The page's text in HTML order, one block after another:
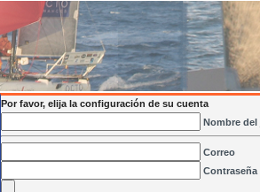
Por favor, elija la configuración de su cuenta
Nombre
Correo
Contraseña